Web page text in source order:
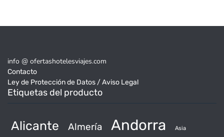
info @ ofertashotelesviajes.com
Contacto
Ley de Protección de Datos / Aviso Legal
Etiquetas del producto
Alicante Almería Andorra Asia